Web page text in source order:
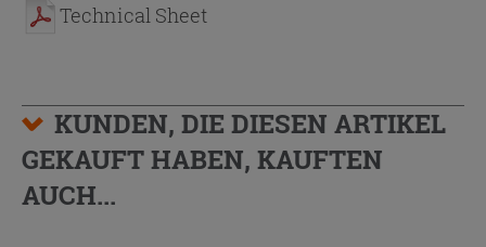
Technical Sheet
KUNDEN, DIE DIESEN ARTIKEL
GEKAUFT HABEN, KAUFTEN
AUCH...